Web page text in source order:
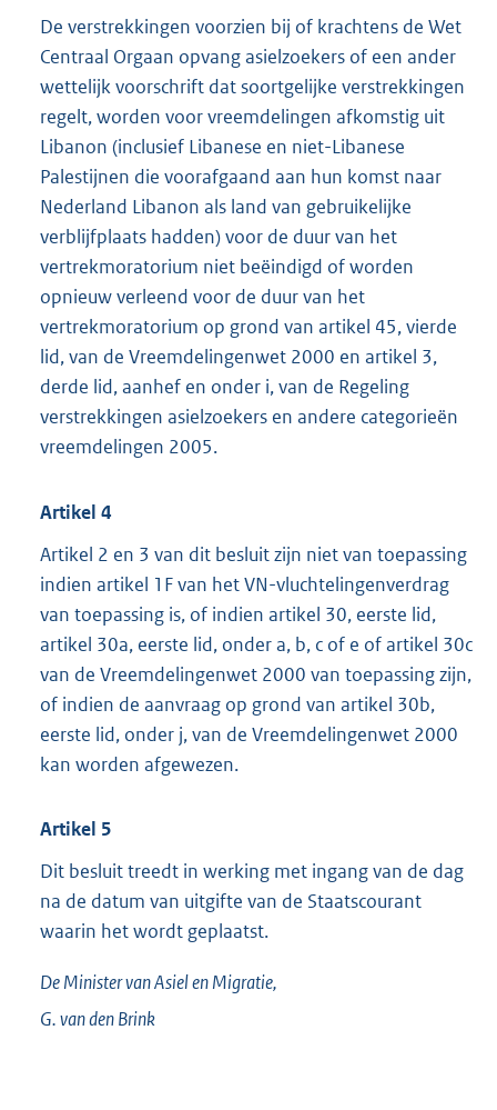
De verstrekkingen voorzien bij of krachtens de Wet
Centraal Orgaan opvang asielzoekers of een ander
wettelijk voorschrift dat soortgelijke verstrekkingen
regelt, worden voor vreemdelingen afkomstig uit
Libanon (inclusief Libanese en niet-Libanese
Palestijnen die voorafgaand aan hun komst naar
Nederland Libanon als land van gebruikelijke
verblijfplaats hadden) voor de duur van het
vertrekmoratorium niet beëindigd of worden
opnieuw verleend voor de duur van het
vertrekmoratorium op grond van artikel 45, vierde
lid, van de Vreemdelingenwet 2000 en artikel 3,
derde lid, aanhef en onder i, van de Regeling
verstrekkingen asielzoekers en andere categorieën
vreemdelingen 2005.
Artikel 4
Artikel 2 en 3 van dit besluit zijn niet van toepassing
indien artikel 1F van het VN-vluchtelingenverdrag
van toepassing is, of indien artikel 30, eerste lid,
artikel 30a, eerste lid, onder a, b, c of e of artikel 30c
van de Vreemdelingenwet 2000 van toepassing zijn,
of indien de aanvraag op grond van artikel 30b,
eerste lid, onder j, van de Vreemdelingenwet 2000
kan worden afgewezen.
Artikel 5
Dit besluit treedt in werking met ingang van de dag
na de datum van uitgifte van de Staatscourant
waarin het wordt geplaatst.
De Minister van Asiel en Migratie,
G. van denBrink